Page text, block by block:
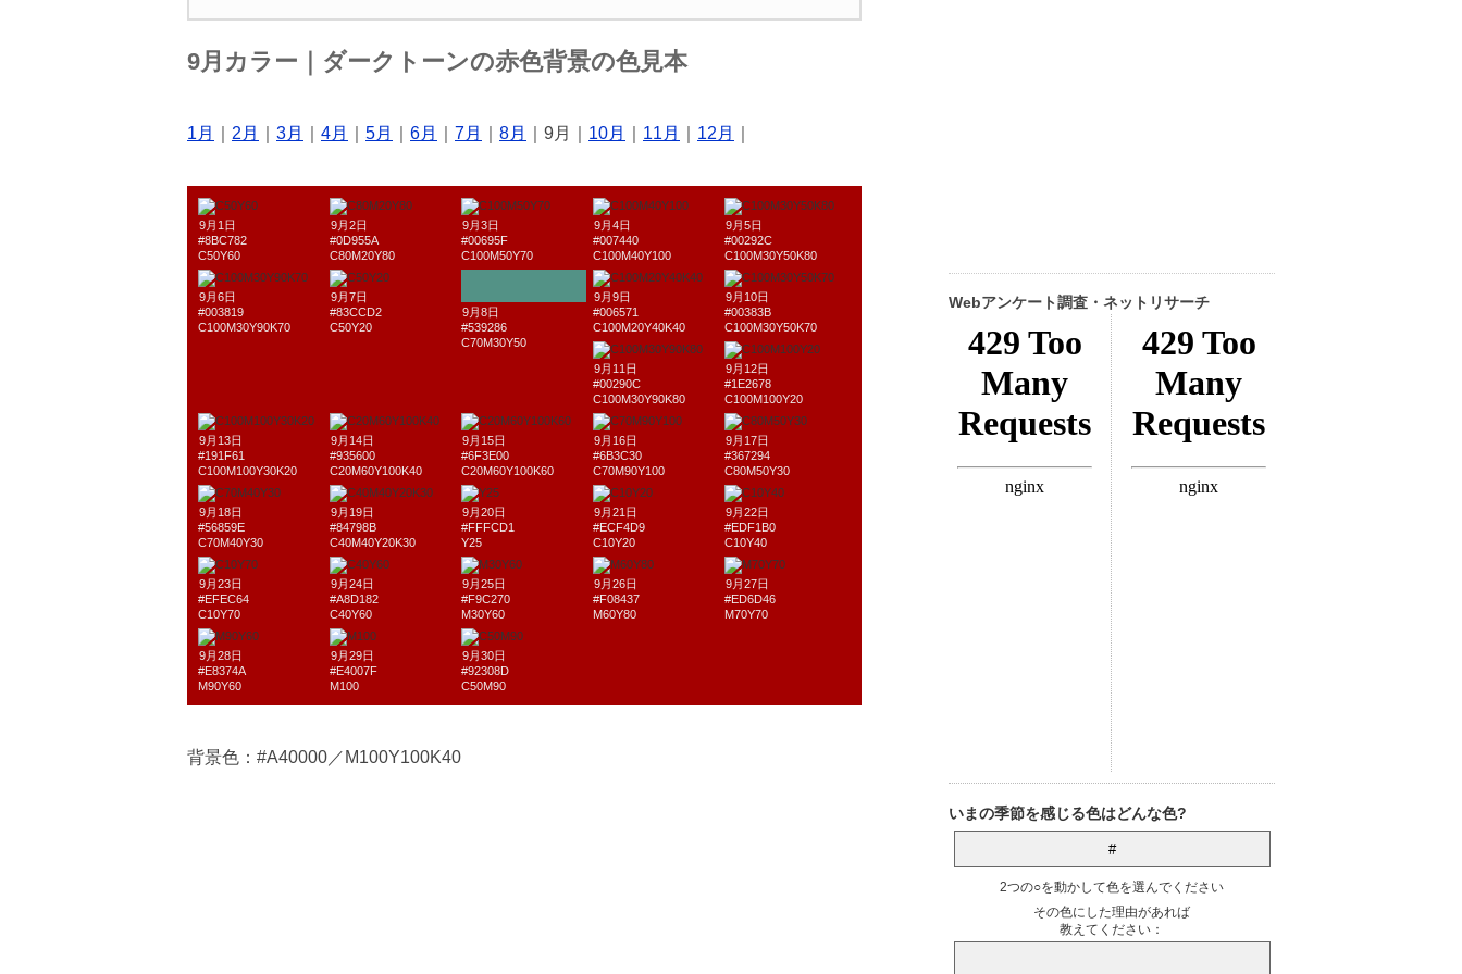
9月カラー｜ダークトーンの赤色背景の色見本
1月 2月 3月 4月 5月 6月 7月 8月 ｜9月｜ 10月 11月 12月
9月1日
#8BC782
C50Y60
9月2日
#0D955A
C80M20Y80
9月3日
#00695F
C100M50Y70
9月4日
#007440
C100M40Y100
9月5日
#00292C
C100M30Y50K80
9月6日
#003819
C100M30Y90K70
9月7日
#83CCD2
C50Y20
9月8日
#539286
C70M30Y50
9月9日
#006571
C100M20Y40K40
9月10日
#00383B
C100M30Y50K70
9月11日
#00290C
C100M30Y90K80
9月12日
#1E2678
C100M100Y20
9月13日
#191F61
C100M100Y30K20
9月14日
#935600
C20M60Y100K40
9月15日
#6F3E00
C20M60Y100K60
9月16日
#6B3C30
C70M90Y100
9月17日
#367294
C80M50Y30
9月18日
#56859E
C70M40Y30
9月19日
#84798B
C40M40Y20K30
9月20日
#FFFCD1
Y25
9月21日
#ECF4D9
C10Y20
9月22日
#EDF1B0
C10Y40
9月23日
#EFEC64
C10Y70
9月24日
#A8D182
C40Y60
9月25日
#F9C270
M30Y60
9月26日
#F08437
M60Y80
9月27日
#ED6D46
M70Y70
9月28日
#E8374A
M90Y60
9月29日
#E4007F
M100
9月30日
#92308D
C50M90
背景色：#A40000／M100Y100K40
Webアンケート調査・ネットリサーチ